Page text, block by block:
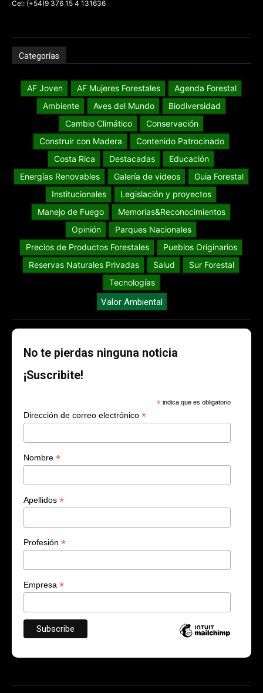
Cel: (+54)9 376 15 4 131636
Categorías
AF Joven AF Mujeres Forestales
Agenda Forestal
Ambiente
Aves del Mundo
Biodiversidad
Cambio Climático
Conservación
Construir con Madera
Contenido Patrocinado
Costa Rica
Destacadas
Educación
Energías Renovables
Galería de videos
Guia Forestal
Institucionales
Legislación y proyectos
Manejo de Fuego
Memorias&Reconocimientos
Opinión
Parques Nacionales
Precios de Productos Forestales
Pueblos Originarios
Reservas Naturales Privadas
Salud
Sur Forestal
Tecnologías
Valor Ambiental
No te pierdas ninguna noticia
¡Suscribite!
* indica que es obligatorio
Dirección de correo electrónico *
Nombre *
Apellidos *
Profesión *
Empresa *